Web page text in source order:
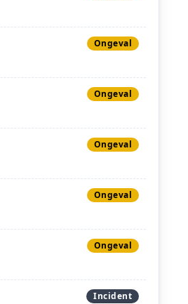
Ongeval
Ongeval
Ongeval
Ongeval
Ongeval
Incident